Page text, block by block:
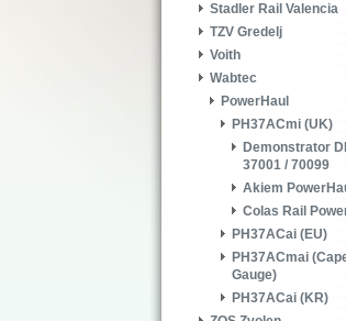
Stadler Rail Valencia
TZV Gredelj
Voith
Wabtec
PowerHaul
PH37ACmi (UK)
Demonstrator
37001 / 70099
Akiem
Colas Rail
PH37ACai (EU)
PH37ACmai
Gauge)
PH37ACai (KR)